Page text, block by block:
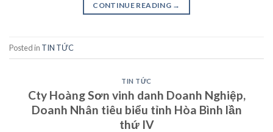
CONTINUE READING →
Posted in TIN TỨC
TIN TỨC
Cty Hoàng Sơn vinh danh Doanh Nghiệp,
Doanh Nhân tiêu biểu tỉnh Hòa Bình lần
thứ IV